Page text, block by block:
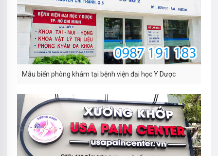
Mẫu biển phòng khám tại bệnh viện đại học Y Dược